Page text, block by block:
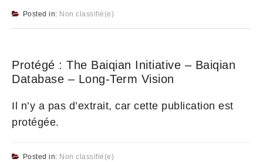
Posted in: Non classifié(e)
Protégé : The Baiqian Initiative – Baiqian
Database – Long-Term Vision
Il n’y a pas d’extrait, car cette publication est
protégée.
Posted in: Non classifié(e)